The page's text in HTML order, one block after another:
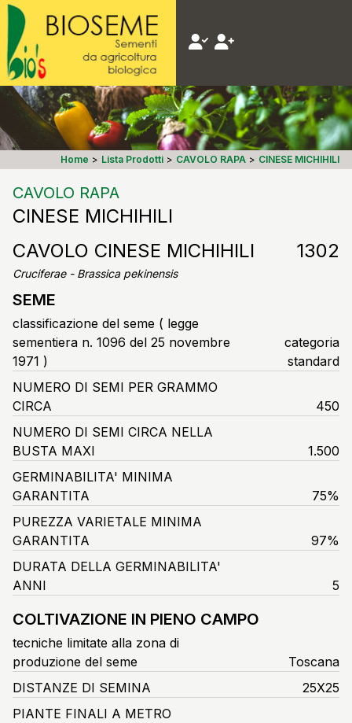
Home > Lista Prodotti > CAVOLO RAPA > CINESE MICHIHILI
CAVOLO RAPA
CINESE MICHIHILI
CAVOLO CINESE MICHIHILI
1302
Cruciferae - Brassica pekinensis
SEME
classificazione del seme ( legge
sementiera n. 1096 del 25 novembre
1971 )
categoria
standard
NUMERO DI SEMI PER GRAMMO
CIRCA
450
NUMERO DI SEMI CIRCA NELLA
BUSTA MAXI
1.500
GERMINABILITA' MINIMA
GARANTITA
75%
PUREZZA VARIETALE MINIMA
GARANTITA
97%
DURATA DELLA GERMINABILITA'
ANNI
5
COLTIVAZIONE IN PIENO CAMPO
tecniche limitate alla zona di
produzione del seme
Toscana
DISTANZE DI SEMINA
25X25
PIANTE FINALI A METRO